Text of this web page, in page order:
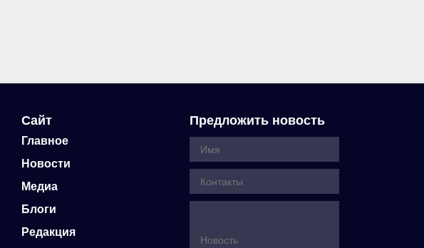
Сайт
Главное
Новости
Медиа
Блоги
Редакция
Предложить новость